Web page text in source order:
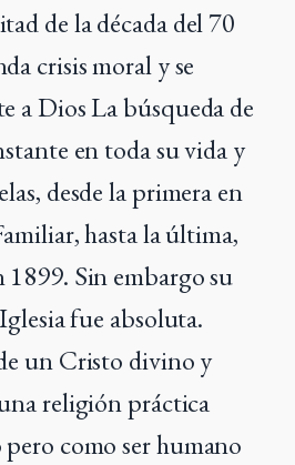
de la década del 70
crisis moral y se
a Dios La búsqueda de
en toda su vida y
desde la primera en
hasta la última,
Sin embargo su
fue absoluta.
un Cristo divino y
religión práctica
como ser humano